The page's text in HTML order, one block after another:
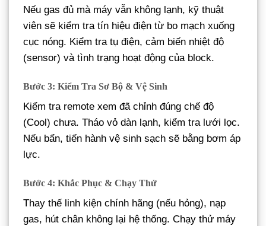
Nếu gas đủ mà máy vẫn không lạnh, kỹ thuật
viên sẽ kiểm tra tín hiệu điện từ bo mạch xuống
cục nóng. Kiểm tra tụ điện, cảm biến nhiệt độ
(sensor) và tình trạng hoạt động của block.
Bước 3: Kiểm Tra Sơ Bộ & Vệ Sinh
Kiểm tra remote xem đã chỉnh đúng chế độ
(Cool) chưa. Tháo vỏ dàn lạnh, kiểm tra lưới lọc.
Nếu bẩn, tiến hành vệ sinh sạch sẽ bằng bơm áp
lực.
Bước 4: Khắc Phục & Chạy Thử
Thay thế linh kiện chính hãng (nếu hỏng), nạp
gas, hút chân không lại hệ thống. Chạy thử máy